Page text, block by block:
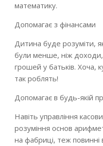
математику.
Допомагає з фінансами
Дитина буде розуміти,
були менше, ніж
грошей у батьків. Хоча,
так роблять!
Допомагає в будь-якій
Навіть управління
розуміння основ
на фабриці, теж повинні